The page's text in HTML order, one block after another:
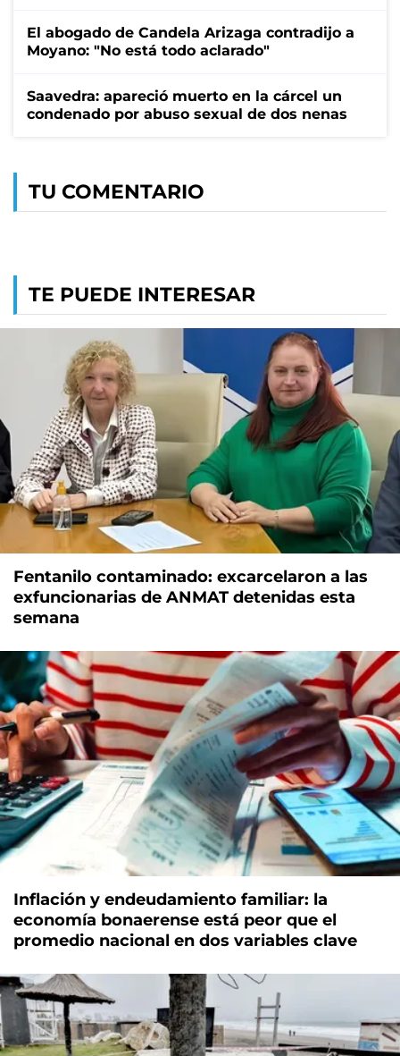
El abogado de Candela Arizaga contradijo a
Moyano: "No está todo aclarado"
Saavedra: apareció muerto en la cárcel un
condenado por abuso sexual de dos nenas
TU COMENTARIO
TE PUEDE INTERESAR
Fentanilo contaminado: excarcelaron a las
exfuncionarias de ANMAT detenidas esta
semana
Inflación y endeudamiento familiar: la
economía bonaerense está peor que el
promedio nacional en dos variables clave